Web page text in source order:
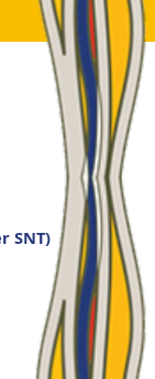
SNT)